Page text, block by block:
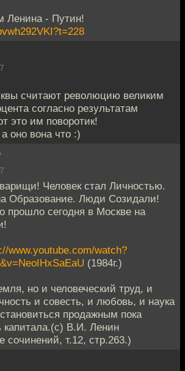
Ленина - Путин!
считают революцию великим
согласно результатам
это им поворотик!
оно вона что :)
Человек стал Личностью.
Образование. Люди Созидали!
прошло сегодня в Москве на
www.youtube.com/watch?
(1984г.)
но и человеческий труд, и
и совесть, и любовь, и наука
продажным пока
капитала.(с) В.И. Ленин
сочинений, т.12, стр.263.)